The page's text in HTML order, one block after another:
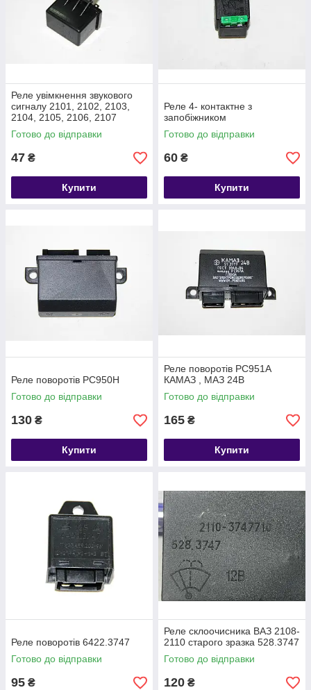
Реле увімкнення звукового
сигналу 2101, 2102, 2103,
2104, 2105, 2106, 2107
РС-528 (клаксона)
Готово до відправки
47 ₴
Купити
Реле 4- контактне з
запобіжником
Готово до відправки
60 ₴
Купити
Реле поворотів РС950Н
Готово до відправки
130 ₴
Купити
Реле поворотів РС951А
КАМАЗ , МАЗ 24В
Готово до відправки
165 ₴
Купити
Реле поворотів 6422.3747
Готово до відправки
95 ₴
Реле склоочисника ВАЗ 2108-
2110 старого зразка 528.3747
Готово до відправки
120 ₴